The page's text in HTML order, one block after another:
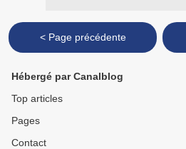
< Page précédente
Hébergé par Canalblog
Top articles
Pages
Contact